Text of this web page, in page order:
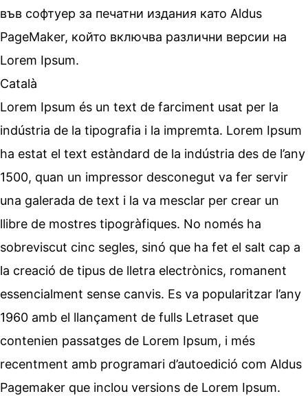
във софтуер за печатни издания като Aldus
PageMaker, който включва различни версии на
Lorem Ipsum.
Català
Lorem Ipsum és un text de farciment usat per la
indústria de la tipografia i la impremta. Lorem Ipsum
ha estat el text estàndard de la indústria des de l’any
1500, quan un impressor desconegut va fer servir
una galerada de text i la va mesclar per crear un
llibre de mostres tipogràfiques. No només ha
sobreviscut cinc segles, sinó que ha fet el salt cap a
la creació de tipus de lletra electrònics, romanent
essencialment sense canvis. Es va popularitzar l’any
1960 amb el llançament de fulls Letraset que
contenien passatges de Lorem Ipsum, i més
recentment amb programari d’autoedició com Aldus
Pagemaker que inclou versions de Lorem Ipsum.